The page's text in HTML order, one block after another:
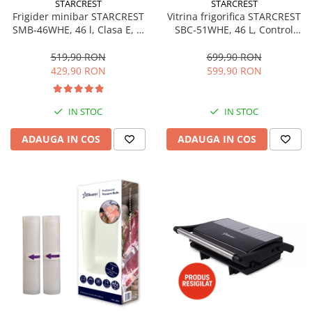
Aspiratoare
Mopuri electrice cu abur
Cantare corporale
Ingrijire tesaturi
Statii de calcat
Masini de cusut
Ondulatoare
Periute de dinti electrice
Pile electrice
Placi de indreptat parul
Plite
Preparare alimente
STARCREST
Frigider minibar STARCREST
SMB-46WHE, 46 l, Clasa E, H
519,90 RON
429,90 RON
IN STOC
ADAUGA IN COS
STARCREST
Vitrina frigorifica STARCREST
SBC-51WHE, 46 L, Control
48.8 cm, Alb
699,90 RON
599,90 RON
IN STOC
ADAUGA IN COS